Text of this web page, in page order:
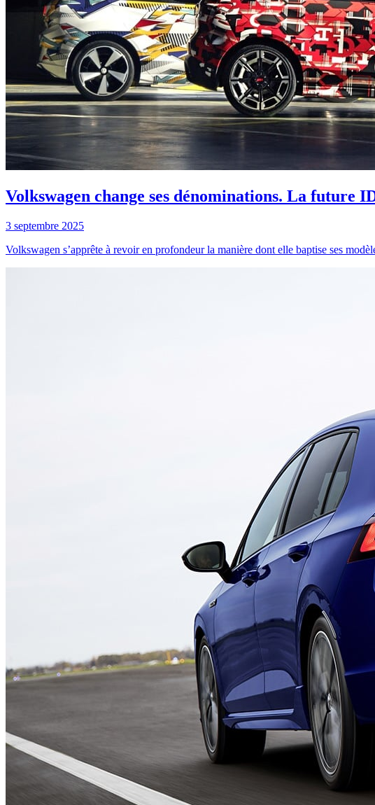
Volkswagen change ses dénominations. La future
3 septembre 2025
Volkswagen s’apprête à revoir en profondeur la manière dont elle baptise ses